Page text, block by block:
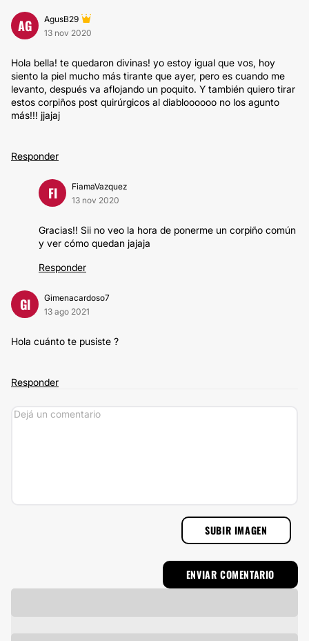
AG
AgusB29
13 nov 2020
Hola bella! te quedaron divinas! yo estoy igual que vos, hoy
siento la piel mucho más tirante que ayer, pero es cuando me
levanto, después va aflojando un poquito. Y también quiero tirar
estos corpiños post quirúrgicos al diabloooooo no los agunto
más!!! jjajaj
Responder
FI
FiamaVazquez
13 nov 2020
Gracias!! Sii no veo la hora de ponerme un corpiño común
y ver cómo quedan jajaja
Responder
GI
Gimenacardoso7
13 ago 2021
Hola cuánto te pusiste ?
Responder
SUBIR IMAGEN